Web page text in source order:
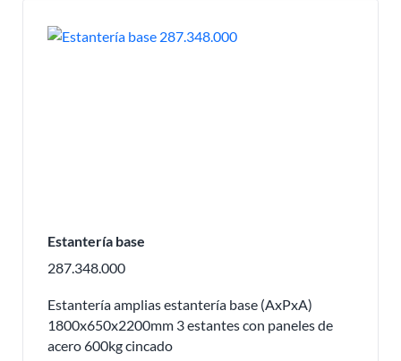
Estantería base
287.348.000
Estantería amplias estantería base (AxPxA)
1800x650x2200mm 3 estantes con paneles de
acero 600kg cincado